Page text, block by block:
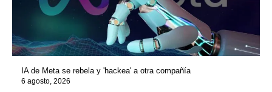
IA de Meta se rebela y 'hackea' a otra compañía
6 agosto, 2026